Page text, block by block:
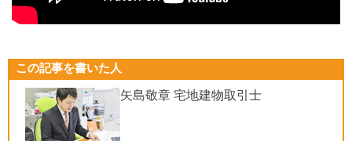
この記事を書いた人
矢島敬章 宅地建物取引士